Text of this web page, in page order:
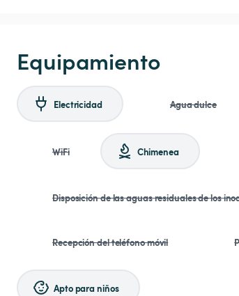
Equipamiento
Electricidad Agua dulce
WiFi Chimenea
Disposición de las aguas residuales de los
Recepción del teléfono móvil
Apto para niños